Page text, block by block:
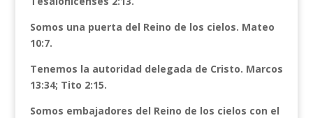
Somos una puerta del Reino de los cielos. Mateo
10:7.
Tenemos la autoridad delegada de Cristo. Marcos
13:34; Tito 2:15.
Somos embajadores del Reino de los cielos con el